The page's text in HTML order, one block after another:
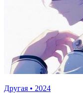
Другая • 2024